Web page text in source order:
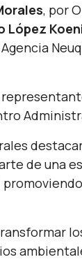
, por
López
de una